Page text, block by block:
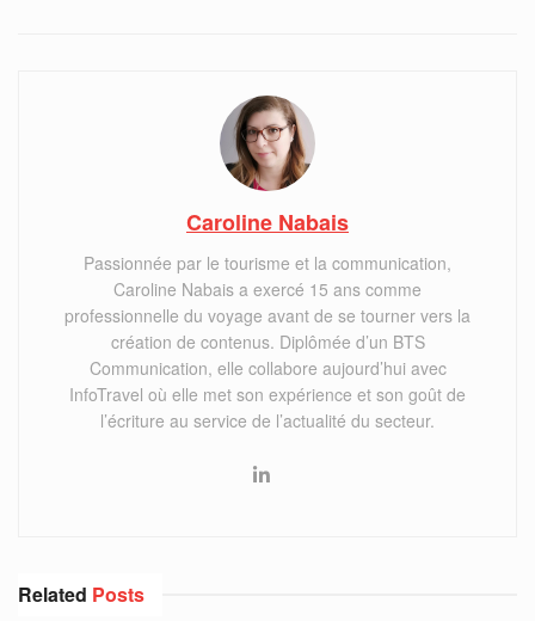
Caroline Nabais
Passionnée par le tourisme et la communication,
Caroline Nabais a exercé 15 ans comme
professionnelle du voyage avant de se tourner vers la
création de contenus. Diplômée d’un BTS
Communication, elle collabore aujourd’hui avec
InfoTravel où elle met son expérience et son goût de
l’écriture au service de l’actualité du secteur.
Related Posts